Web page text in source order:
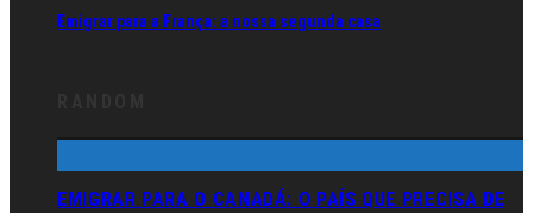
Emigrar para a França: a nossa segunda casa
EMIGRAR PARA O CANADÁ: O PAÍS QUE PRECISA DE